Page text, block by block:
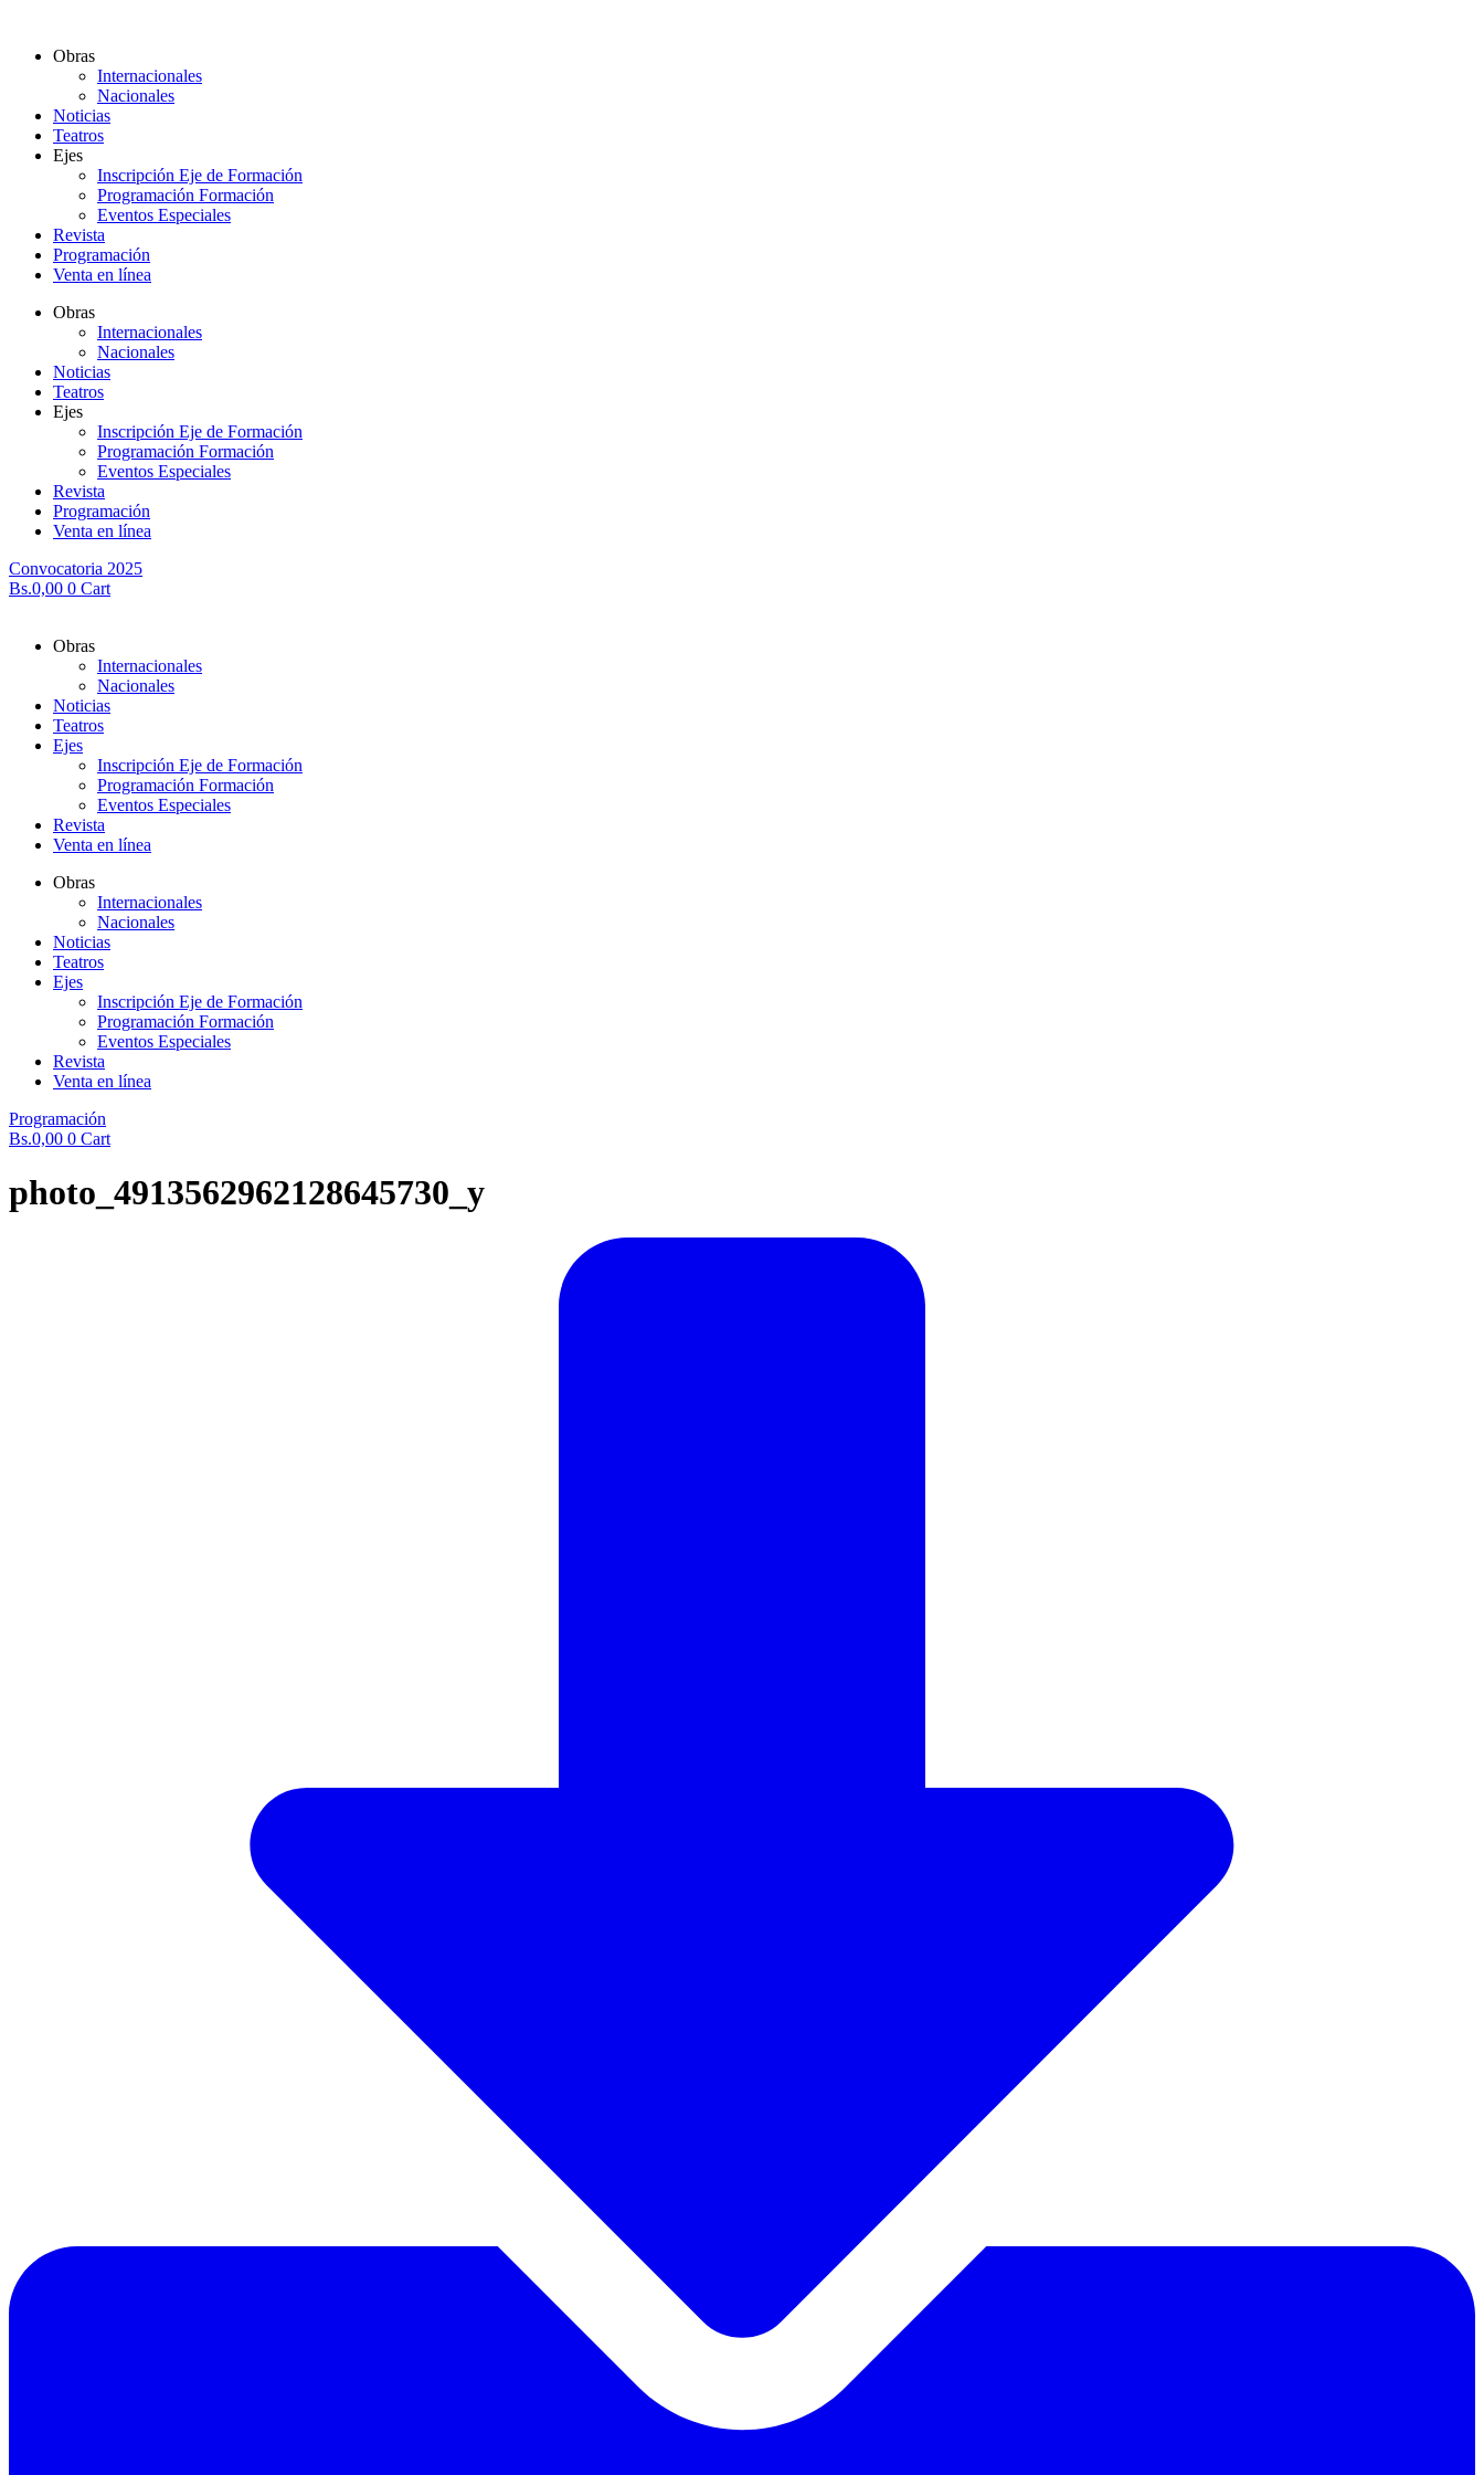
contenidoObras
Internacionales
Nacionales
Noticias
Teatros
Ejes
Inscripción Eje de Formación
Programación Formación
Eventos Especiales
Revista
Programación
Venta en línea
Obras
Internacionales
Nacionales
Noticias
Teatros
Ejes
Inscripción Eje de Formación
Programación Formación
Eventos Especiales
Revista
Programación
Venta en línea
Convocatoria 2025
Bs.0,00 0 Cart
Obras
Internacionales
Nacionales
Noticias
Teatros
Ejes
Inscripción Eje de Formación
Programación Formación
Eventos Especiales
Revista
Venta en línea
Obras
Internacionales
Nacionales
Noticias
Teatros
Ejes
Inscripción Eje de Formación
Programación Formación
Eventos Especiales
Revista
Venta en línea
Programación
Bs.0,00 0 Cart
photo_4913562962128645730_y